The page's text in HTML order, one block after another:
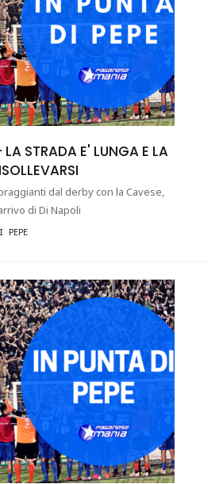
LA STRADA E' LUNGA E LA
dal derby con la Cavese,
di Di Napoli
PEPE